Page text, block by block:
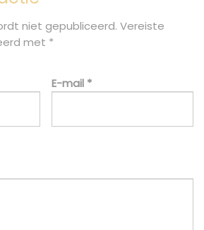
niet gepubliceerd. Vereiste
met *
E-mail *